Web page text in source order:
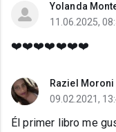
Yolanda
11.06.2025,
❤️❤️❤️❤️❤️❤️❤️
Raziel Moroni
09.02.2021,
Él primer libro me